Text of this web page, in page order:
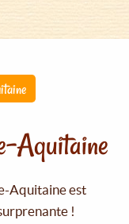
Aquitaine
Aquitaine est
!